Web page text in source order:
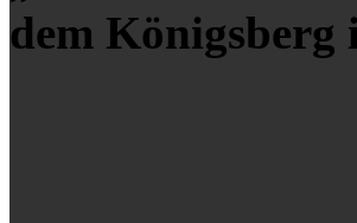
dem Königsberg